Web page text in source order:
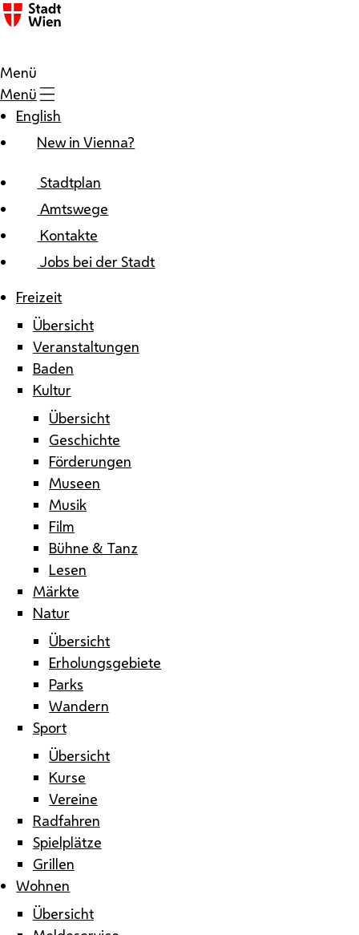
Zum Inhalt
Menü
Menü
English
New in Vienna?
Stadtplan
Amtswege
Kontakte
Jobs bei der Stadt
Freizeit
Übersicht
Veranstaltungen
Baden
Kultur
Übersicht
Geschichte
Förderungen
Museen
Musik
Film
Bühne & Tanz
Lesen
Märkte
Natur
Übersicht
Erholungsgebiete
Parks
Wandern
Sport
Übersicht
Kurse
Vereine
Radfahren
Spielplätze
Grillen
Wohnen
Übersicht